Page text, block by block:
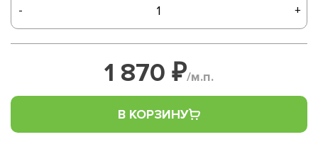
- +
1 870 ₽/м.п.
В КОРЗИНУ